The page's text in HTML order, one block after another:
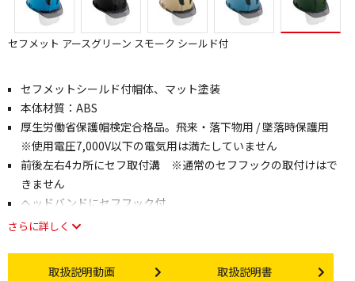
セフメット アースグリーン スモーク シールド付
セフメットシールド付帽体、マット塗装
本体材質：ABS
厚生労働省保護帽検定合格品。飛来・落下物用 / 墜落時保護用
※使用電圧7,000V以下の電気用は満たしていません
前後左右4カ所にセフ取付溝 ※通常のセフフックの取付けはで
きません
ヘッドバンドにセフフック付
さらに詳しく
Instruction video
取扱説明動画 Instruction manual
取扱説明書